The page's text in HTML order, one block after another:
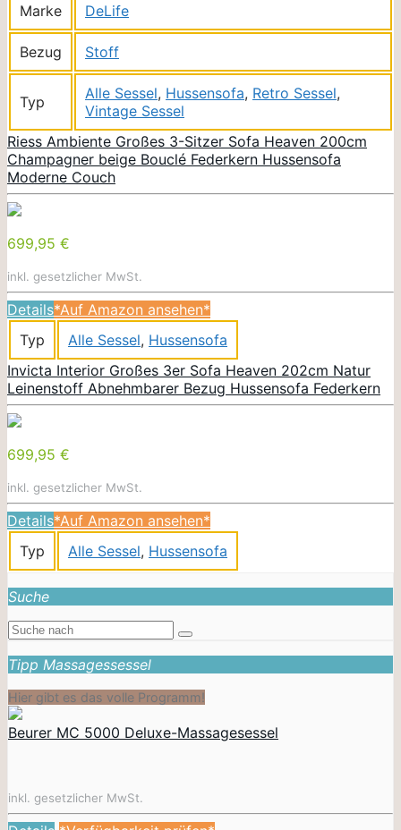
Marke
DeLife
Bezug Stoff
Typ Alle Sessel, Hussensofa, Retro Sessel,
Vintage Sessel
Riess Ambiente Großes 3-Sitzer Sofa Heaven 200cm
Champagner beige Bouclé Federkern Hussensofa
Moderne Couch
699,95 €
inkl. gesetzlicher MwSt.
Details*Auf Amazon ansehen*
Typ
Alle Sessel, Hussensofa
Invicta Interior Großes 3er Sofa Heaven 202cm Natur
Leinenstoff Abnehmbarer Bezug Hussensofa Federkern
699,95 €
inkl. gesetzlicher MwSt.
Details*Auf Amazon ansehen*
Typ
Alle Sessel, Hussensofa
Suche
Tipp Massagessessel
Hier gibt es das volle Programm!
Beurer MC 5000 Deluxe-Massagesessel
inkl. gesetzlicher MwSt.